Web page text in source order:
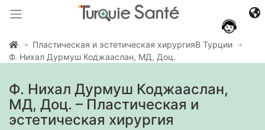
Пластическая и эстетическая хирургияВ Турции
Ф. Нихал Дурмуш Коджааслан, МД, Доц.
Ф. Нихал Дурмуш Коджааслан,
МД, Доц. – Пластическая и
эстетическая хирургия